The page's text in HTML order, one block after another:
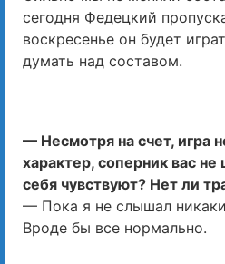
сегодня Федецкий
воскресенье он будет
думать над составом.
— Несмотря на счет, игра
характер, соперник вас
себя чувствуют? Нет ли
— Пока я не слышал
Вроде бы все нормально.